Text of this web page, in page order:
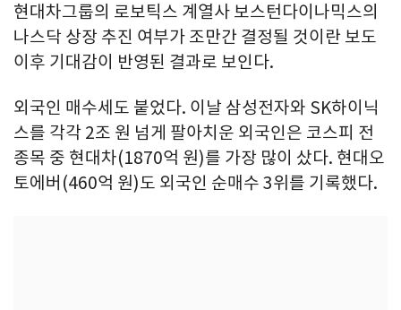
현대차그룹의 로보틱스 계열사 보스턴다이나믹스의
나스닥 상장 추진 여부가 조만간 결정될 것이란 보도
이후 기대감이 반영된 결과로 보인다.
외국인 매수세도 붙었다. 이날 삼성전자와 SK하이닉
스를 각각 2조 원 넘게 팔아치운 외국인은 코스피 전
종목 중 현대차(1870억 원)를 가장 많이 샀다. 현대오
토에버(460억 원)도 외국인 순매수 3위를 기록했다.